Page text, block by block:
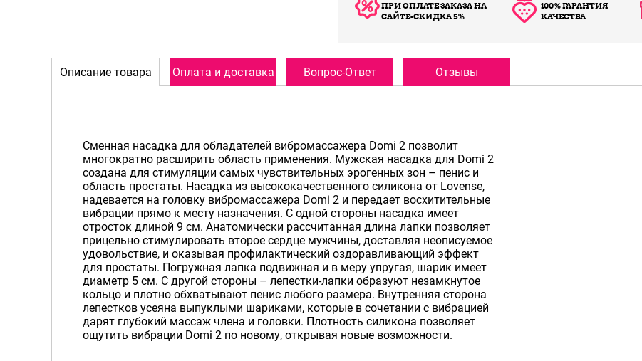
ПРИ ОПЛАТЕ ЗАКАЗА НА
САЙТЕ-СКИДКА 5%
100% ГАРАНТИЯ
КАЧЕСТВА
Описание товара Оплата и доставка Вопрос-Ответ Отзывы
Сменная насадка для обладателей вибромассажера Domi 2 позволит
многократно расширить область применения. Мужская насадка для Domi 2
создана для стимуляции самых чувствительных эрогенных зон – пенис и
область простаты. Насадка из высококачественного силикона от Lovense,
надевается на головку вибромассажера Domi 2 и передает восхитительные
вибрации прямо к месту назначения. С одной стороны насадка имеет
отросток длиной 9 см. Анатомически рассчитанная длина лапки позволяет
прицельно стимулировать второе сердце мужчины, доставляя неописуемое
удовольствие, и оказывая профилактический оздоравливающий эффект
для простаты. Погружная лапка подвижная и в меру упругая, шарик имеет
диаметр 5 см. С другой стороны – лепестки-лапки образуют незамкнутое
кольцо и плотно обхватывают пенис любого размера. Внутренняя сторона
лепестков усеяна выпуклыми шариками, которые в сочетании с вибрацией
дарят глубокий массаж члена и головки. Плотность силикона позволяет
ощутить вибрации Domi 2 по новому, открывая новые возможности.